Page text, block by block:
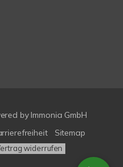
by Immonia GmbH
Sitemap
widerrufen